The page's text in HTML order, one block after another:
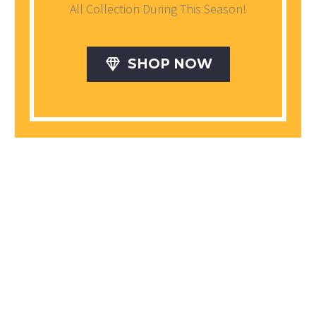
All Collection During This Season!
 SHOP NOW